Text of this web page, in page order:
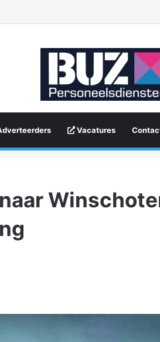
Vacatures